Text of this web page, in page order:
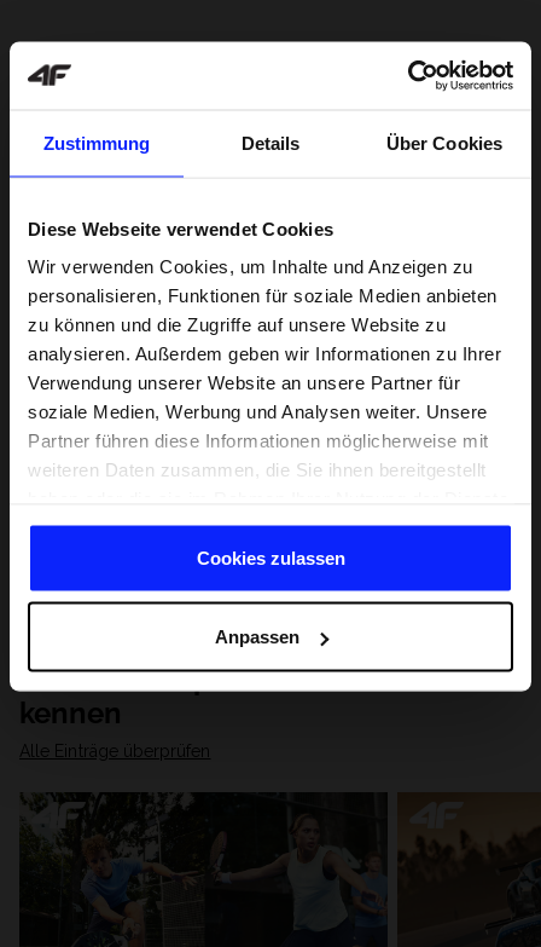
Zustimmung Details Über Cookies
Diese Webseite verwendet Cookies
Wir verwenden Cookies, um Inhalte und Anzeigen zu
personalisieren, Funktionen für soziale Medien anbieten
zu können und die Zugriffe auf unsere Website zu
analysieren. Außerdem geben wir Informationen zu Ihrer
Verwendung unserer Website an unsere Partner für
soziale Medien, Werbung und Analysen weiter. Unsere
Partner führen diese Informationen möglicherweise mit
weiteren Daten zusammen, die Sie ihnen bereitgestellt
gesammelt haben.
Cookies zulassen
Anpassen
Lernen Sie Sport von Grund auf
kennen
Alle Einträge überprüfen